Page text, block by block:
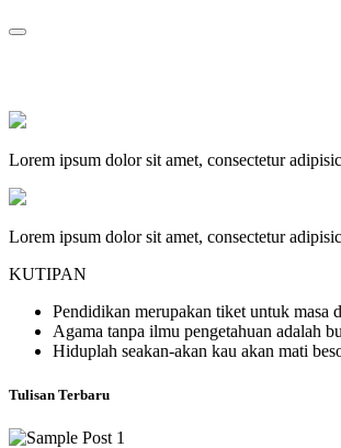
Lorem ipsum dolor sit amet, consectetur
Lorem ipsum dolor sit amet, consectetur
KUTIPAN
Pendidikan merupakan tiket untuk masa
Agama tanpa ilmu pengetahuan adalah
Hiduplah seakan-akan kau akan mati
Tulisan Terbaru